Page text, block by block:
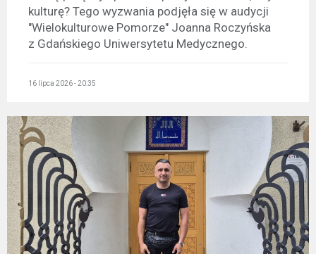
kulturę? Tego wyzwania podjęła się w audycji
"Wielokulturowe Pomorze" Joanna Roczyńska
z Gdańskiego Uniwersytetu Medycznego.
16 lipca 2026 - 20:35